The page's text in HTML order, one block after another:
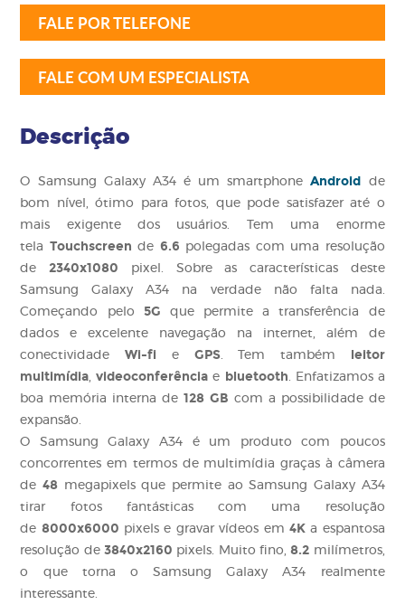
FALE POR TELEFONE
FALE COM UM ESPECIALISTA
Descrição
O Samsung Galaxy A34 é um smartphoneAndroid de
bom nível, ótimo para fotos, que pode satisfazer até o
mais exigente dos usuários. Tem uma enorme
tela Touchscreen de 6.6 polegadas com uma resolução
de2340x1080 pixel. Sobre as características deste
Samsung Galaxy A34 na verdade não falta nada.
Começando pelo 5G que permite a transferência de
dados e excelente navegação na internet, além de
conectividadeWi-fi e GPS. Tem também leitor
multimídia,videoconferência e bluetooth. Enfatizamos a
boa memória interna de128 GB com a possibilidade de
expansão.
O Samsung Galaxy A34 é um produto com poucos
concorrentes em termos de multimídia graças à câmera
de48 megapixels que permite ao Samsung Galaxy A34
tirar fotos fantásticas com uma resolução
de 8000x6000 pixels e gravar vídeos em 4Ka espantosa
resolução de3840x2160 pixels. Muito fino,8.2 milímetros,
o que torna o Samsung Galaxy A34 realmente
interessante.